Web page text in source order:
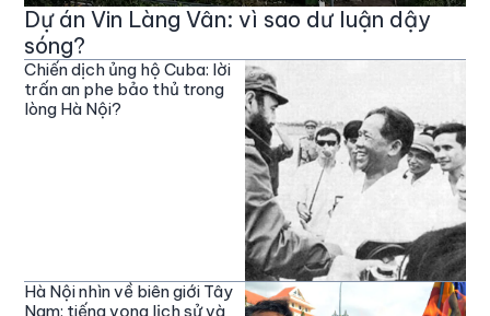
Dự án Vin Làng Vân: vì sao dư luận dậy
sóng?
Chiến dịch ủng hộ Cuba: lời
trấn an phe bảo thủ trong
lòng Hà Nội?
Hà Nội nhìn về biên giới Tây
Nam: tiếng vọng lịch sử và